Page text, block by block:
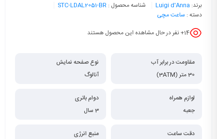
برند: Luigi d'Anna شناسه محصول : STC-LDAL2051-BR
دسته : ساعت مچی
14+ نفر در حال مشاهده این محصول هستند
مقاومت در برابر آب
30 متر (3ATM)
نوع صفحه نمایش
آنالوگ
لوازم همراه
جعبه
دوام باتری
3 سال
دقت ساعت
منبع انرژی